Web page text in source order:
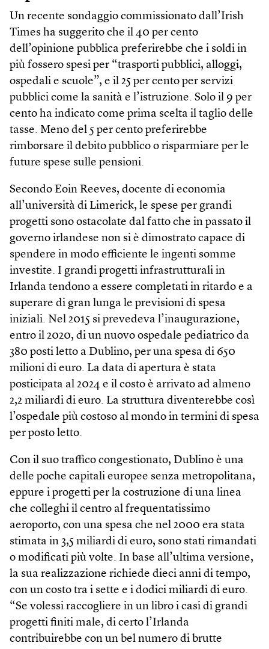
Un recente sondaggio commissionato dall’Irish
Times ha suggerito che il 40 per cento
dell’opinione pubblica preferirebbe che i soldi in
più fossero spesi per “trasporti pubblici, alloggi,
ospedali e scuole”, e il 25 per cento per servizi
pubblici come la sanità e l’istruzione. Solo il 9 per
cento ha indicato come prima scelta il taglio delle
tasse. Meno del 5 per cento preferirebbe
rimborsare il debito pubblico o risparmiare per le
future spese sulle pensioni.
Secondo Eoin Reeves, docente di economia
all’università di Limerick, le spese per grandi
progetti sono ostacolate dal fatto che in passato il
governo irlandese non si è dimostrato capace di
spendere in modo efficiente le ingenti somme
investite. I grandi progetti infrastrutturali in
Irlanda tendono a essere completati in ritardo e a
superare di gran lunga le previsioni di spesa
iniziali. Nel 2015 si prevedeva l’inaugurazione,
entro il 2020, di un nuovo ospedale pediatrico da
380 posti letto a Dublino, per una spesa di 650
milioni di euro. La data di apertura è stata
posticipata al 2024 e il costo è arrivato ad almeno
2,2 miliardi di euro. La struttura diventerebbe così
l’ospedale più costoso al mondo in termini di spesa
per posto letto.
Con il suo traffico congestionato, Dublino è una
delle poche capitali europee senza metropolitana,
eppure i progetti per la costruzione di una linea
che colleghi il centro al frequentatissimo
aeroporto, con una spesa che nel 2000 era stata
stimata in 3,5 miliardi di euro, sono stati rimandati
o modificati più volte. In base all’ultima versione,
la sua realizzazione richiede dieci anni di tempo,
con un costo tra i sette e i dodici miliardi di euro.
“Se volessi raccogliere in un libro i casi di grandi
progetti finiti male, di certo l’Irlanda
contribuirebbe con un bel numero di brutte